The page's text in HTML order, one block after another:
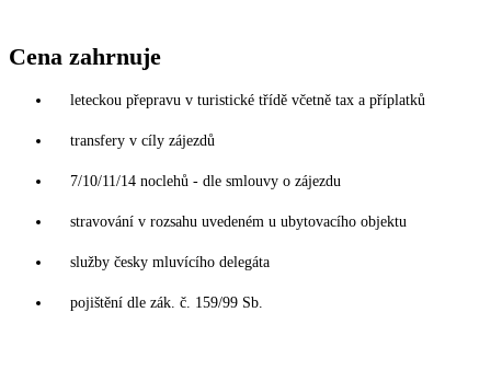
Cena zahrnuje
leteckou přepravu v turistické třídě včetně tax a příplatků
transfery v cíly zájezdů
7/10/11/14 noclehů - dle smlouvy o zájezdu
stravování v rozsahu uvedeném u ubytovacího objektu
služby česky mluvícího delegáta
pojištění dle zák. č. 159/99 Sb.